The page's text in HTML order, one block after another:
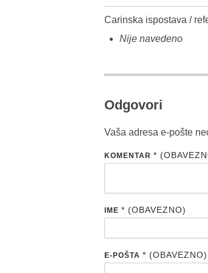
Carinska ispostava /
Nije navedeno
Odgovori
Vaša adresa e-pošte
KOMENTAR *
IME * (OBAVEZNO)
E-POŠTA * (OBAVEZNO)